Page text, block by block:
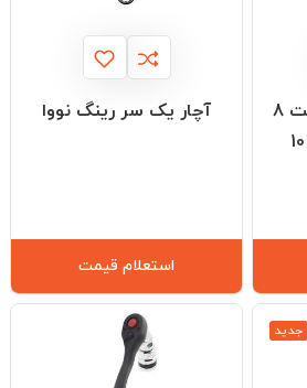
آچار یک سر رینگ ست 8
آچار یک سر رینگ نووا
استعلام قیمت
جدید